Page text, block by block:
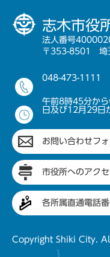
志木市役
法人番号
〒353-8501 埼
048-473-1111
午前8時45分か
日及び12月29日
お問い合わせフ
市役所へのアク
各所属直通電話
Copyright Shiki City.